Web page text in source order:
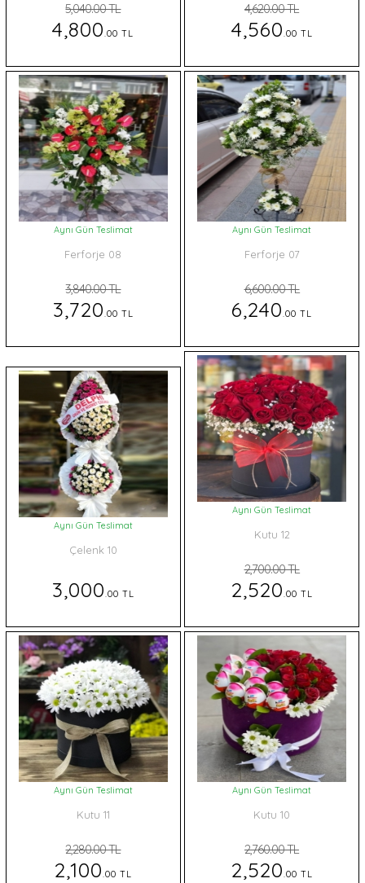
5,040.00 TL
4,800.00 TL
4,620.00 TL
4,560.00 TL
Aynı Gün Teslimat
Ferforje 08
3,840.00 TL
3,720.00 TL
Aynı Gün Teslimat
Ferforje 07
6,600.00 TL
6,240.00 TL
Aynı Gün Teslimat
Çelenk 10
3,000.00 TL
Aynı Gün Teslimat
Kutu 12
2,700.00 TL
2,520.00 TL
Aynı Gün Teslimat
Kutu 11
2,280.00 TL
2,100.00 TL
Aynı Gün Teslimat
Kutu 10
2,760.00 TL
2,520.00 TL